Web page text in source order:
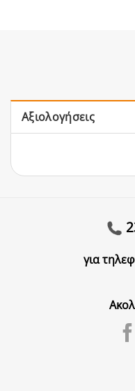
Αξιολογήσεις
για